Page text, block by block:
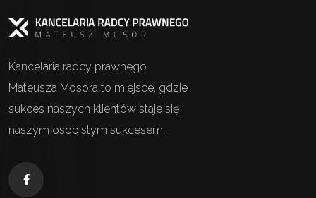
Kancelaria radcy prawnego
Mateusza Mosora to miejsce, gdzie
sukces naszych klientów staje się
naszym osobistym sukcesem.